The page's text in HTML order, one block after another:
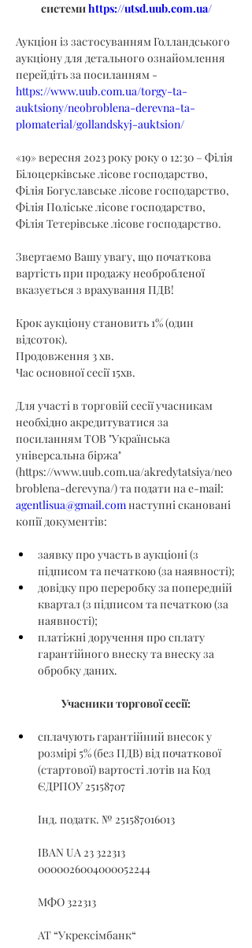
системи https://utsd.uub.com.ua/
Аукціон із застосуванням Голландського
аукціону для детального ознайомлення
перейдіть за посиланням -
https://www.uub.com.ua/torgy-ta-
auktsiony/neobroblena-derevna-ta-
plomaterial/gollandskyj-auktsion/
«19» вересня 2023 року року о 12:30 – Філія
Білоцерківське лісове господарство,
Філія Богуславське лісове господарство,
Філія Поліське лісове господарство,
Філія Тетерівське лісове господарство.
Звертаємо Вашу увагу, що початкова
вартість при продажу необробленої
вказується з врахування ПДВ!
Крок аукціону становить 1% (один
відсоток).
Продовження 3 хв.
Час основної сесії 15хв.
Для участі в торговій сесії учасникам
необхідно акредитуватися за
посиланням ТОВ "Українська
універсальна біржа"
(https://www.uub.com.ua/akredytatsiya/neo
broblena-derevyna/) та подати на e-mail:
agentlisua@gmail.com наступні скановані
копії документів:
заявку про участь в аукціоні (з
підписом та печаткою (за наявності);
довідку про переробку за попередній
квартал (з підписом та печаткою (за
наявності);
платіжні доручення про сплату
гарантійного внеску та внеску за
обробку даних.
Учасники торгової сесії:
сплачують гарантійний внесок у
розмірі 5% (без ПДВ) від початкової
(стартової) вартості лотів на Код
ЄДРПОУ 25158707
Інд. податк. № 251587016013
IBAN UA 23 322313
0000026004000052244
МФО 322313
АТ “Укрексімбанк“